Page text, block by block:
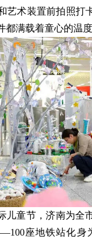
艺术装置前拍照打
都满载着童心的温度
童节，济南为全
座地铁站化身